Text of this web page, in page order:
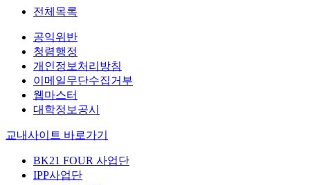
전체목록
공익위반
청렴행정
개인정보처리방침
이메일무단수집거부
웹마스터
대학정보공시
교내사이트 바로가기
BK21 FOUR 사업단
IPP사업단